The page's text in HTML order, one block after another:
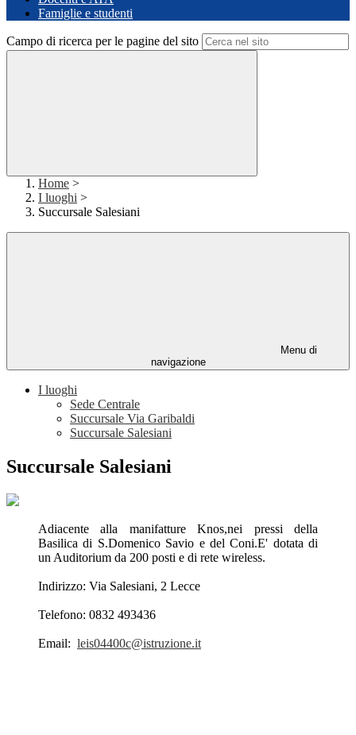
Famiglie e studenti
Campo di ricerca per le pagine del sito
Home >
I luoghi >
Succursale Salesiani
Menu di
navigazione
I luoghi
Sede Centrale
Succursale Via Garibaldi
Succursale Salesiani
Succursale Salesiani
Adiacente alla manifatture Knos,nei pressi della
Basilica di S.Domenico Savio e del Coni.E' dotata di
un Auditorium da 200 posti e di rete wireless.
Indirizzo: Via Salesiani, 2 Lecce
Telefono: 0832 493436
Email: leis04400c@istruzione.it